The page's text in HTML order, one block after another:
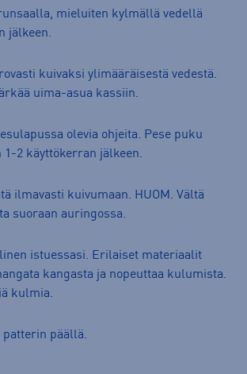
mieluiten kylmällä vedellä
jälkeen.
kuivaksi ylimääräisestä vedestä.
uima-asua kassiin.
olevia ohjeita. Pese puku
1-2 käyttökerran jälkeen.
ilmavasti kuivumaan. HUOM. Vältä
suoraan auringossa.
istuessasi. Erilaiset materiaalit
kangasta ja nopeuttaa kulumista.
kulmia.
patterin päällä.